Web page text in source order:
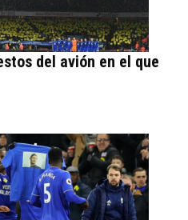
del avión en el que